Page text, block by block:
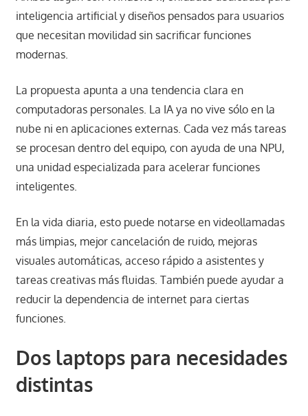
inteligencia artificial y diseños pensados para usuarios
que necesitan movilidad sin sacrificar funciones
modernas.
La propuesta apunta a una tendencia clara en
computadoras personales. La IA ya no vive sólo en la
nube ni en aplicaciones externas. Cada vez más tareas
se procesan dentro del equipo, con ayuda de una NPU,
una unidad especializada para acelerar funciones
inteligentes.
En la vida diaria, esto puede notarse en videollamadas
más limpias, mejor cancelación de ruido, mejoras
visuales automáticas, acceso rápido a asistentes y
tareas creativas más fluidas. También puede ayudar a
reducir la dependencia de internet para ciertas
funciones.
Dos laptops para necesidades
distintas